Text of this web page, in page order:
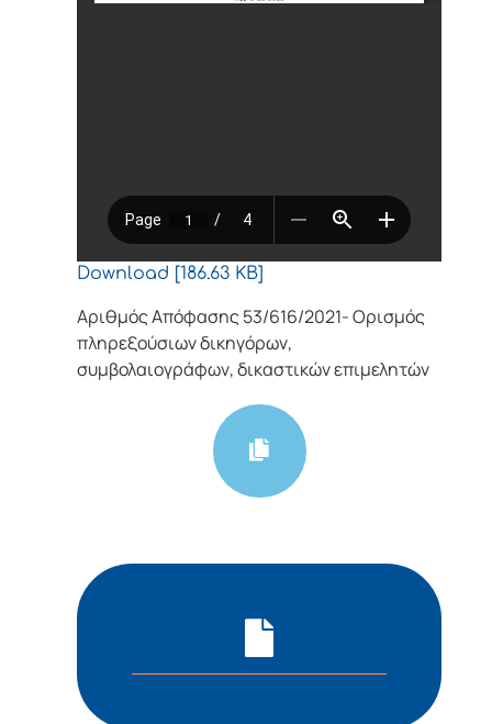
Download [186.63 KB]
Αριθμός Απόφασης 53/616/2021- Ορισμός
πληρεξούσιων δικηγόρων,
συμβολαιογράφων, δικαστικών επιμελητών